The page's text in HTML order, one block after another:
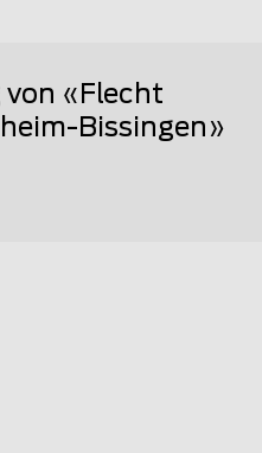
«Flecht
Bissingen»